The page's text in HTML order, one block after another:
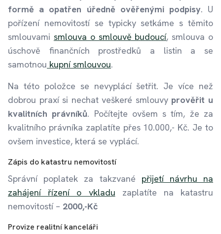
formě a opatřen úředně ověřenými podpisy. U
pořízení nemovitostí se typicky setkáme s těmito
smlouvami smlouva o smlouvě budoucí, smlouva o
úschově finančních prostředků a listin a se
samotnou kupní smlouvou.
Na této položce se nevyplácí šetřit. Je více než
dobrou praxí si nechat veškeré smlouvy prověřit u
kvalitních právníků. Počítejte ovšem s tím, že za
kvalitního právníka zaplatíte přes 10.000,- Kč. Je to
ovšem investice, která se vyplácí.
Zápis do katastru nemovitostí
Správní poplatek za takzvané přijetí návrhu na
zahájení řízení o vkladu zaplatíte na katastru
nemovitostí – 2000,-Kč
Provize realitní kanceláři